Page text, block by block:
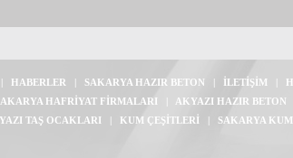
HABERLER | SAKARYA HAZIR BETON | İLETİŞİM |
HAFRİYAT FİRMALARI AKYAZI HAZIR BETON
TAŞ OCAKLARI | KUM ÇEŞİTLERİ | SAKARYA